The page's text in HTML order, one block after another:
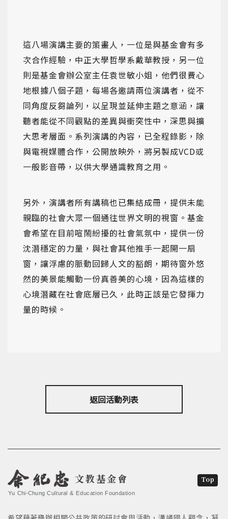
這八場演講主要的策畫人，一位是與基金會有多
次合作經驗，中正大學哲學系戴華教授，另一位
則是基金會辦公室主任袁世敏小姐，他們很費心
地根據八個子題，每場各邀請兩位演講者，從不
同角度反芻論列，以呈現並延伸主題之意涵，讓
聽者能從不同觀點的差異與衝突性中，深思與擴
大思考層面。系列演講的內容，已全程錄影，除
與電視媒體合作，公開放映外，將另製成VCD或
一般影音帶，以供大學通識教育之用。
另外，演講者所有講稿也已集結成冊，提供未能
親臨的社會大眾一個通往世界文明的視窗。基金
會希望在目前喧鬧紛擾的社會氣氛中，提供一份
沈潛穩定的力量，與社會其他推手一起開一扇
窗，讓浮慮的脈動回歸人文的豁朗，期待窗外悠
然的美景能觸動一份真善美的心境，因為這樣的
心境潛藏在社會底層已久，此時正該是它發揮力
量的時候。
返回活動列表
文教基金會
Yu Chi-Chung Cultural & Education Foundation
Top